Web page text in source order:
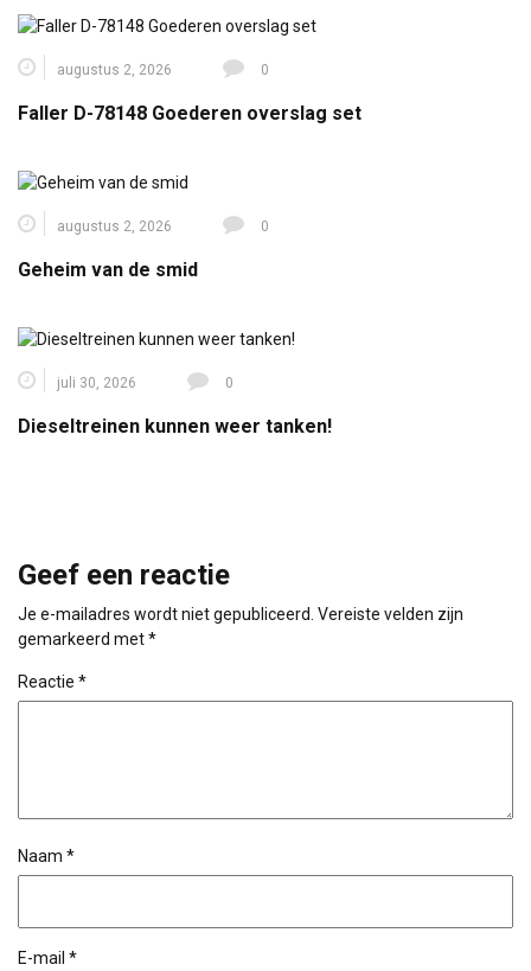
augustus 2, 2026 0
Faller D-78148 Goederen overslag set
augustus 2, 2026 0
Geheim van de smid
juli 30, 2026 0
Dieseltreinen kunnen weer tanken!
Geef een reactie
Je e-mailadres wordt niet gepubliceerd. Vereiste velden zijn
gemarkeerd met*
Reactie *
Naam *
E-mail *